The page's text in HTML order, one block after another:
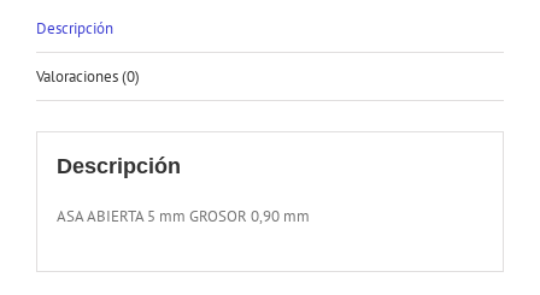
Descripción
Valoraciones (0)
Descripción
ASA ABIERTA 5 mm GROSOR 0,90 mm